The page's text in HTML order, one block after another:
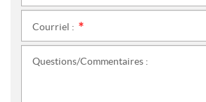
Courriel :
Questions/Commentaires :